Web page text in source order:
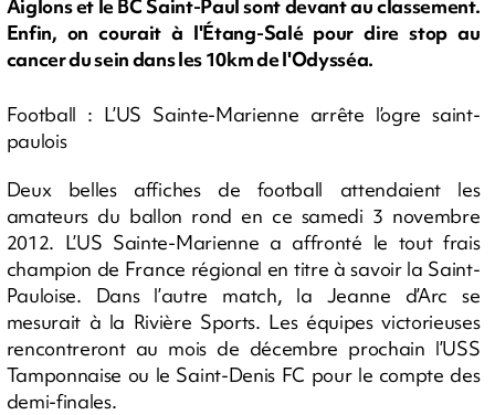
Aiglons et le BC Saint-Paul sont devant au classement.
Enfin, on courait à l'Étang-Salé pour dire stop au
cancer du sein dans les 10km de l'Odysséa.
Football : L’US Sainte-Marienne arrête l’ogre saint-
paulois
Deux belles affiches de football attendaient les
amateurs du ballon rond en ce samedi 3 novembre
2012. L’US Sainte-Marienne a affronté le tout frais
champion de France régional en titre à savoir la Saint-
Pauloise. Dans l’autre match, la Jeanne d’Arc se
mesurait à la Rivière Sports. Les équipes victorieuses
rencontreront au mois de décembre prochain l’USS
Tamponnaise ou le Saint-Denis FC pour le compte des
demi-finales.